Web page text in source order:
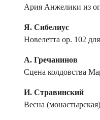
Ария Анжелики из
Я. Сибелиус
Новелетта ор. 102
А. Гречанинов
Сцена колдовства
И. Стравинский
Весна